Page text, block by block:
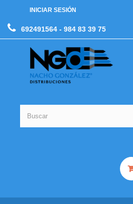
INICIAR SESIÓN
692491564 - 984 83 39 75